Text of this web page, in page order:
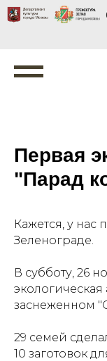
Первая
"Парад
Кажется, у нас
Зеленограде.
В субботу, 26
заснеженном
29 семей
10 заготовок